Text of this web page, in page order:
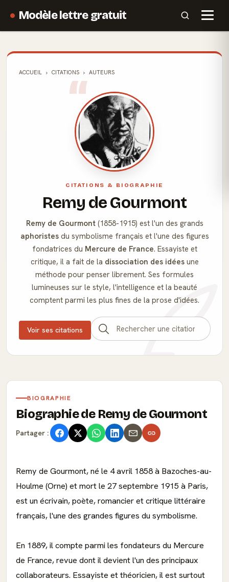
Modèle lettre gratuit
ACCUEIL CITATIONS AUTEURS
CITATIONS & BIOGRAPHIE
Remy de Gourmont
Remy de Gourmont(1858-1915) est l'un des grands
aphoristesdu symbolisme français et l'une des figures
fondatrices du Mercure de France. Essayiste et
critique, il a fait de la dissociation des idéesune
méthode pour penser librement. Ses formules
lumineuses sur le style, l'intelligence et la beauté
comptent parmi les plus fines de la prose d'idées.
Voir ses citations
BIOGRAPHIE
Biographie de Remy de Gourmont
Partager :
Remy de Gourmont, né le 4 avril 1858 à Bazoches-au-
Houlme (Orne) et mort le 27 septembre 1915 à Paris,
est un écrivain, poète, romancier et critique littéraire
français, l'une des grandes figures du symbolisme.
En 1889, il compte parmi les fondateurs du Mercure
de France, revue dont il devient l'un des principaux
collaborateurs. Essayiste et théoricien, il est surtout